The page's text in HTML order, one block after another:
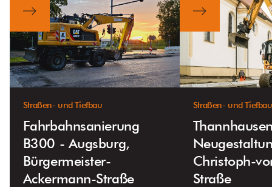
Straßen- und Tiefbau
Fahrbahnsanierung
B300 - Augsburg,
Bürgermeister-
Ackermann-Straße
Straßen- und Tiefbau
Christoph-
Straße